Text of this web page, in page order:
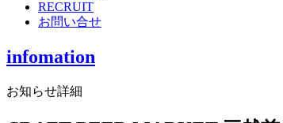
RECRUIT
お問い合せ
infomation
お知らせ詳細